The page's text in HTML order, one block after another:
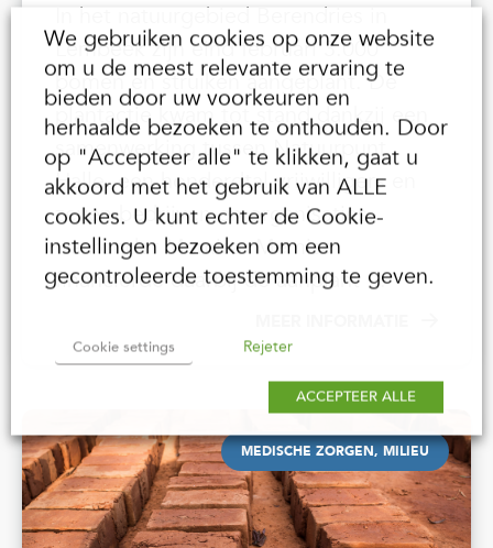
In het natuurgebied Berendries in
Lembeek zijn eind februari 3.000
bomen en struiken aangeplant. De
plantactie kwam tot stand dankzij een
samenwerking tussen Natuurpunt
Halle, een honderdtal vrijwilligers en
zeven bedrijven en organisaties,
waaronder Memisa. Memisa
financierde daarbij de aanplant ...
MEDISCHE ZORGEN, MILIEU
We gebruiken cookies op onze website
om u de meest relevante ervaring te
bieden door uw voorkeuren en
herhaalde bezoeken te onthouden. Door
op "Accepteer alle" te klikken, gaat u
akkoord met het gebruik van ALLE
cookies. U kunt echter de Cookie-
instellingen bezoeken om een
gecontroleerde toestemming te geven.
Cookie settings Rejeter
ACCEPTEER ALLE